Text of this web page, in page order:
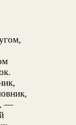
—